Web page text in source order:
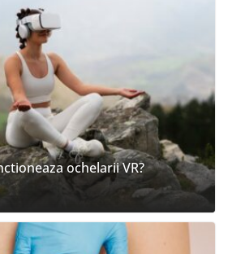
ochelarii VR?